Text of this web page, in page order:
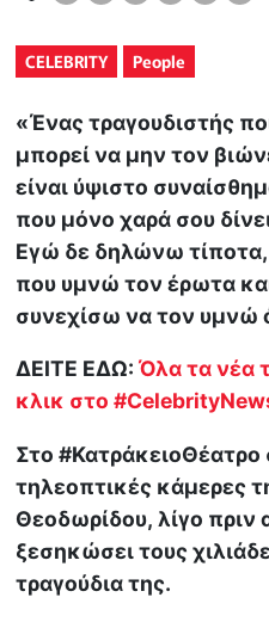
CELEBRITY People
«Ένας τραγουδιστής
μπορεί να μην τον
είναι ύψιστο
που μόνο χαρά σου
Εγώ δε δηλώνω τίποτα,
που υμνώ τον έρωτα
συνεχίσω να τον υμνώ
ΔΕΙΤΕ ΕΔΩ:Όλα τα νέα
κλικ στο
Στο #ΚατράκειοΘέατρο
τηλεοπτικές κάμερες
Θεοδωρίδου, λίγο πριν
ξεσηκώσει τους
τραγούδια της.